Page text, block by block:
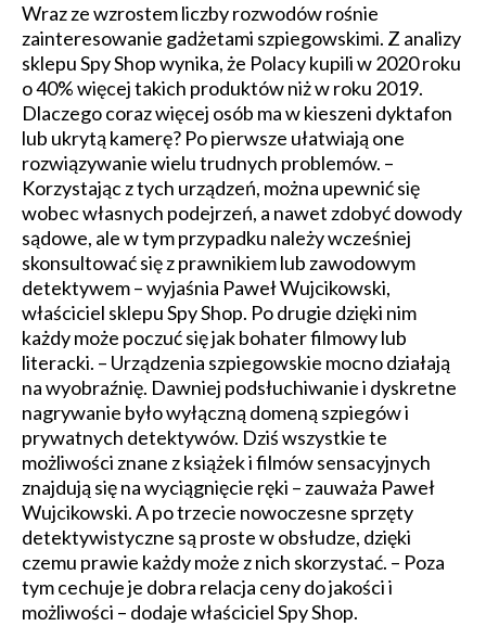
Wraz ze wzrostem liczby rozwodów rośnie
zainteresowanie gadżetami szpiegowskimi. Z analizy
sklepu Spy Shop wynika, że Polacy kupili w 2020 roku
o 40% więcej takich produktów niż w roku 2019.
Dlaczego coraz więcej osób ma w kieszeni dyktafon
lub ukrytą kamerę? Po pierwsze ułatwiają one
rozwiązywanie wielu trudnych problemów. –
Korzystając z tych urządzeń, można upewnić się
wobec własnych podejrzeń, a nawet zdobyć dowody
sądowe, ale w tym przypadku należy wcześniej
skonsultować się z prawnikiem lub zawodowym
detektywem – wyjaśnia Paweł Wujcikowski,
właściciel sklepu Spy Shop. Po drugie dzięki nim
każdy może poczuć się jak bohater filmowy lub
literacki. – Urządzenia szpiegowskie mocno działają
na wyobraźnię. Dawniej podsłuchiwanie i dyskretne
nagrywanie było wyłączną domeną szpiegów i
prywatnych detektywów. Dziś wszystkie te
możliwości znane z książek i filmów sensacyjnych
znajdują się na wyciągnięcie ręki – zauważa Paweł
Wujcikowski. A po trzecie nowoczesne sprzęty
detektywistyczne są proste w obsłudze, dzięki
czemu prawie każdy może z nich skorzystać. – Poza
tym cechuje je dobra relacja ceny do jakości i
możliwości – dodaje właściciel Spy Shop.